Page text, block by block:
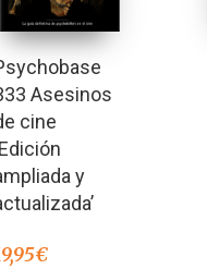
Asesinos
cine
y
€